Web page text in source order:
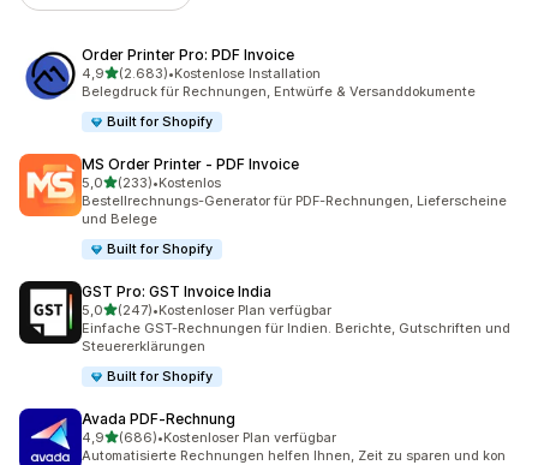
Order Printer Pro: PDF Invoice
4,9von 5 Sternen
(2.683)
2683 Rezensionen insgesamt
•Kostenlose Installation
Belegdruck für Rechnungen, Entwürfe & Versanddokumente
Built for Shopify
MS Order Printer ‑ PDF Invoice
5,0von 5 Sternen
(233)
233 Rezensionen insgesamt
•Kostenlos
Bestellrechnungs-Generator für PDF-Rechnungen, Lieferscheine
und Belege
Built for Shopify
GST Pro: GST Invoice India
5,0von 5 Sternen
(247)
247 Rezensionen insgesamt
•Kostenloser Plan verfügbar
Einfache GST-Rechnungen für Indien. Berichte, Gutschriften und
Steuererklärungen
Built for Shopify
Avada PDF‑Rechnung
4,9von 5 Sternen
(686)
686 Rezensionen insgesamt
•Kostenloser Plan verfügbar
Automatisierte Rechnungen helfen Ihnen, Zeit zu sparen und kon